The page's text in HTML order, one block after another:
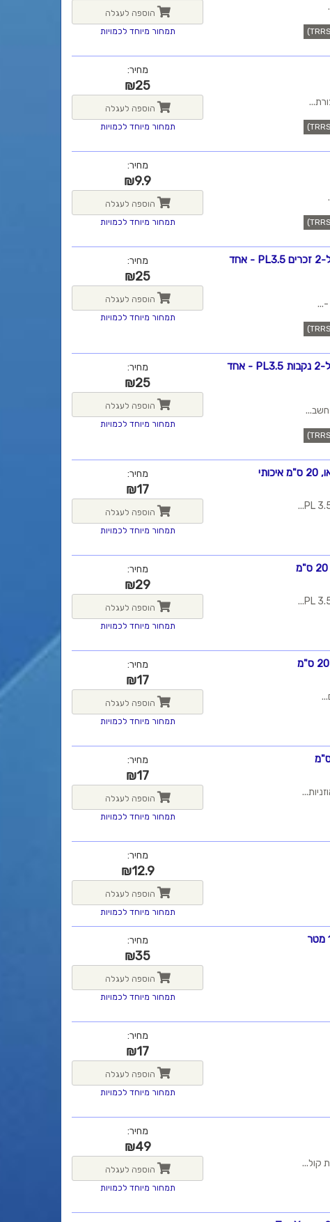
הוספה לעגלה
תמחור מיוחד לכמויות
מחיר:
₪25
הוספה לעגלה
תמחור מיוחד לכמויות
מחיר:
₪9.9
הוספה לעגלה
תמחור מיוחד לכמויות
כבל מתאם מחיבור PL3.5 מ"מ 4 מגעים (TRRS) נקבה ל-2 זכרים PL3.5 - אחד
מחיר:
₪25
הוספה לעגלה
תמחור מיוחד לכמויות
כבל מתאם מחיבור PL3.5 מ"מ משולב (TRRS) במחשב ל-2 נקבות PL3.5 - אחד
מחיר:
₪25
הוספה לעגלה
תמחור מיוחד לכמויות
מחיר:
₪17
הוספה לעגלה
תמחור מיוחד לכמויות
מחיר:
₪29
הוספה לעגלה
תמחור מיוחד לכמויות
מחיר:
₪17
הוספה לעגלה
תמחור מיוחד לכמויות
מחיר:
₪17
הוספה לעגלה
תמחור מיוחד לכמויות
מחיר:
₪12.9
הוספה לעגלה
תמחור מיוחד לכמויות
מחיר:
₪35
הוספה לעגלה
תמחור מיוחד לכמויות
מחיר:
₪17
הוספה לעגלה
תמחור מיוחד לכמויות
מחיר:
₪49
הוספה לעגלה
תמחור מיוחד לכמויות